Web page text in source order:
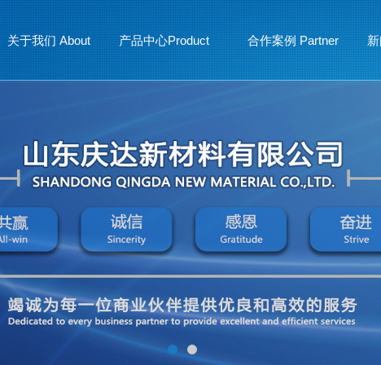
关于我们 About 产品中心Product 合作案例 Partner